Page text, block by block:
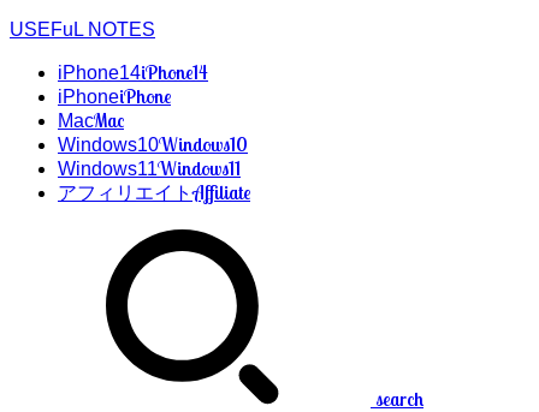
USEFuL NOTES
iPhone14iPhone14
iPhoneiPhone
MacMac
Windows10Windows10
Windows11Windows11
アフィリエイトAffiliate
search